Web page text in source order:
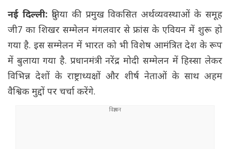
नई दिल्ली: दुनिया की प्रमुख विकसित अर्थव्यवस्थाओं के समूह
जी7 का शिखर सम्मेलन मंगलवार से फ्रांस के एवियन में शुरू हो
गया है. इस सम्मेलन में भारत को भी विशेष आमंत्रित देश के रूप
में बुलाया गया है. प्रधानमंत्री नरेंद्र मोदी सम्मेलन में हिस्सा लेकर
विभिन्न देशों के राष्ट्राध्यक्षों और शीर्ष नेताओं के साथ अहम
वैश्विक मुद्दों पर चर्चा करेंगे.